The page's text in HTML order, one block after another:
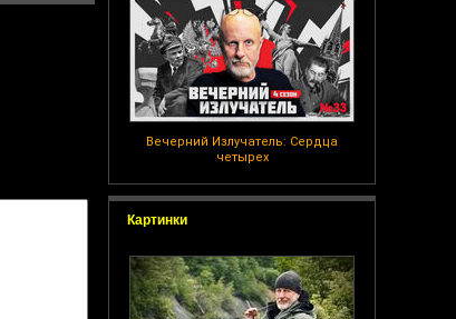
Вечерний Излучатель: Сердца
четырех
Картинки